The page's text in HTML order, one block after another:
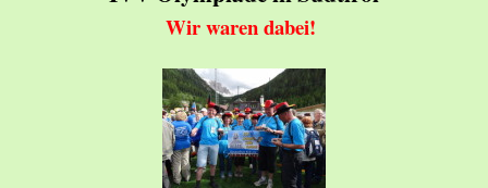
Wir waren dabei!